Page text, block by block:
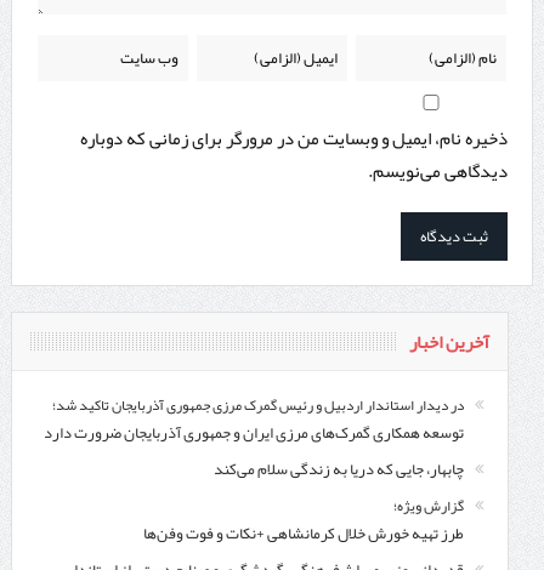
ذخیره نام، ایمیل و وبسایت من در مرورگر برای زمانی که دوباره
دیدگاهی می‌نویسم.
آخرین اخبار
در دیدار استاندار اردبیل و رئیس گمرک مرزی جمهوری آذربایجان تاکید شد؛
توسعه همکاری گمرک‌های مرزی ایران و جمهوری آذربایجان ضرورت دارد
چابهار، جایی که دریا به زندگی سلام می‌کند
گزارش ویژه؛
طرز تهیه خورش خلال کرمانشاهی +نکات و فوت وفن‌ها